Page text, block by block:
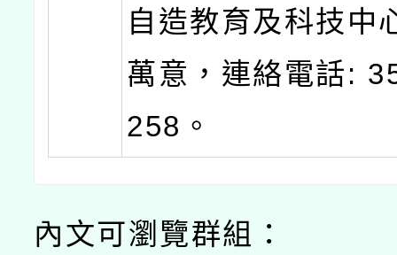
自造教育及科技中
萬意，連絡電話:
258。
內文可瀏覽群組：